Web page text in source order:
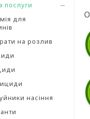
послуги
для
на розлив
насіння